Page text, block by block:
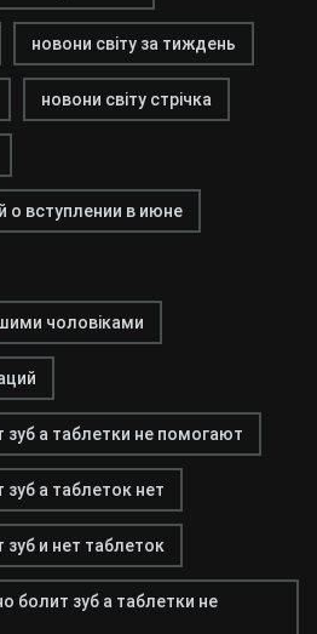
новони світу за тиждень
новони світу стрічка
о вступлении в июне
чоловіками
зуб а таблетки не помогают
а таблеток нет
и нет таблеток
болит зуб а таблетки не